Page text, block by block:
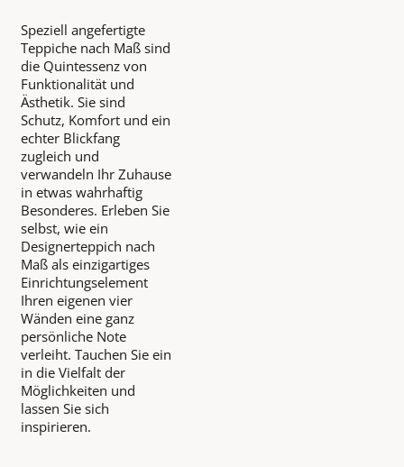
Speziell angefertigte
Teppiche nach Maß sind
die Quintessenz von
Funktionalität und
Ästhetik. Sie sind
Schutz, Komfort und ein
echter Blickfang
zugleich und
verwandeln Ihr Zuhause
in etwas wahrhaftig
Besonderes. Erleben Sie
selbst, wie ein
Designerteppich nach
Maß als einzigartiges
Einrichtungselement
Ihren eigenen vier
Wänden eine ganz
persönliche Note
verleiht. Tauchen Sie ein
in die Vielfalt der
Möglichkeiten und
lassen Sie sich
inspirieren.